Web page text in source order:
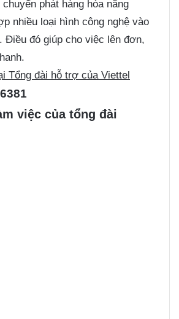
phát hàng hóa năng
nhiều loại hình công nghệ vào
Điều đó giúp cho việc lên đơn,
Tổng đài hỗ trợ của Viettel
việc của tổng đài